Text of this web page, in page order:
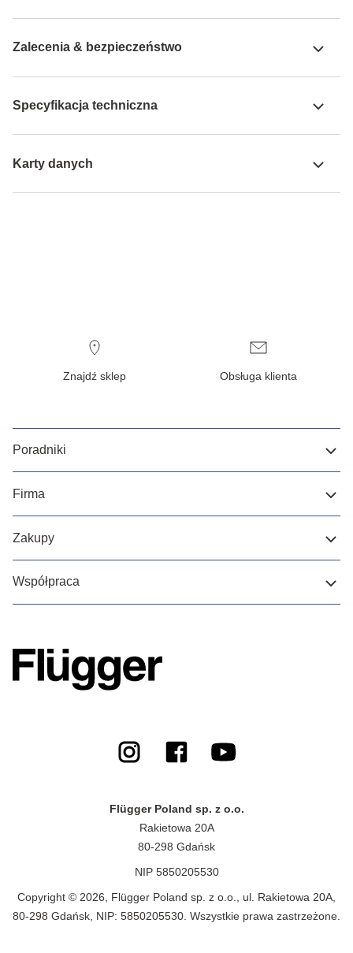
Zalecenia & bezpieczeństwo
Specyfikacja techniczna
Karty danych
Znajdź sklep Obsługa klienta
Poradniki
Firma
Zakupy
Współpraca
Flügger Poland sp. z o.o.
Rakietowa 20A
80-298 Gdańsk
NIP 5850205530
Copyright © 2026, Flügger Poland sp. z o.o., ul. Rakietowa 20A,
80-298 Gdańsk, NIP: 5850205530. Wszystkie prawa zastrzeżone.